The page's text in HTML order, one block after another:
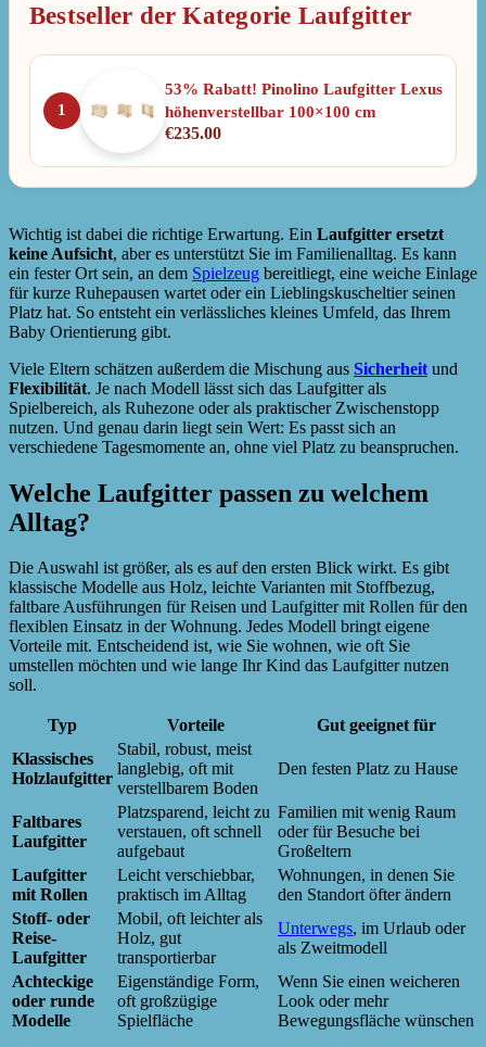
Bestseller der Kategorie Laufgitter
1
53% Rabatt! Pinolino Laufgitter Lexus
höhenverstellbar 100×100 cm
€235.00
Wichtig ist dabei die richtige Erwartung. Ein Laufgitter ersetzt
keine Aufsicht, aber es unterstützt Sie im Familienalltag. Es kann
ein fester Ort sein, an dem Spielzeug bereitliegt, eine weiche Einlage
für kurze Ruhepausen wartet oder ein Lieblingskuscheltier seinen
Platz hat. So entsteht ein verlässliches kleines Umfeld, das Ihrem
Baby Orientierung gibt.
Viele Eltern schätzen außerdem die Mischung aus Sicherheit und
Flexibilität. Je nach Modell lässt sich das Laufgitter als
Spielbereich, als Ruhezone oder als praktischer Zwischenstopp
nutzen. Und genau darin liegt sein Wert: Es passt sich an
verschiedene Tagesmomente an, ohne viel Platz zu beanspruchen.
Welche Laufgitter passen zu welchem
Alltag?
Die Auswahl ist größer, als es auf den ersten Blick wirkt. Es gibt
klassische Modelle aus Holz, leichte Varianten mit Stoffbezug,
faltbare Ausführungen für Reisen und Laufgitter mit Rollen für den
flexiblen Einsatz in der Wohnung. Jedes Modell bringt eigene
Vorteile mit. Entscheidend ist, wie Sie wohnen, wie oft Sie
umstellen möchten und wie lange Ihr Kind das Laufgitter nutzen
soll.
Typ Vorteile
Gut geeignet für
Klassisches
Holzlaufgitter
Stabil, robust, meist
langlebig, oft mit
verstellbarem Boden
Den festen Platz zu Hause
Faltbares
Laufgitter
Platzsparend, leicht zu
verstauen, oft schnell
aufgebaut
Familien mit wenig Raum
oder für Besuche bei
Großeltern
Laufgitter
mit Rollen
Leicht verschiebbar,
praktisch im Alltag
Wohnungen, in denen Sie
den Standort öfter ändern
Stoff- oder
Reise-
Laufgitter
Mobil, oft leichter als
Holz, gut
transportierbar
Unterwegs, im Urlaub oder
als Zweitmodell
Achteckige
oder runde
Modelle
Eigenständige Form,
oft großzügige
Spielfläche
Wenn Sie einen weicheren
Look oder mehr
Bewegungsfläche wünschen